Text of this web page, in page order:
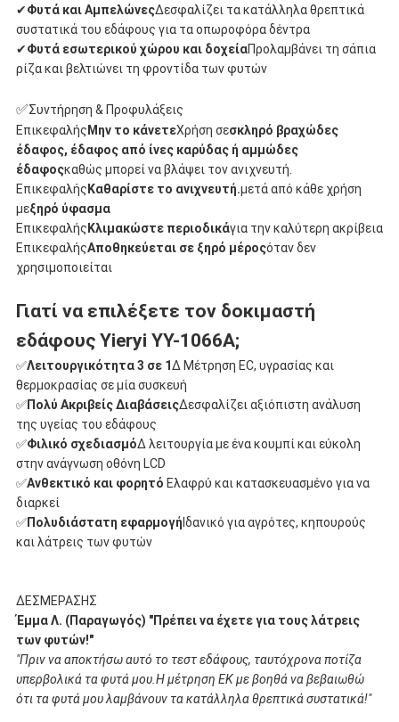
✔Φυτά και Αμπελώνες∆εσφαλίζει τα κατάλληλα θρεπτικά
συστατικά του εδάφους για τα οπωροφόρα δέντρα
✔Φυτά εσωτερικού χώρου και δοχείαΠρολαμβάνει τη σάπια
ρίζα και βελτιώνει τη φροντίδα των φυτών
✅Συντήρηση & Προφυλάξεις
Επικεφαλής Μην το κάνετεΧρήση σεσκληρό βραχώδες
έδαφος, έδαφος από ίνες καρύδας ή αμμώδες
έδαφοςκαθώς μπορεί να βλάψει τον ανιχνευτή.
Επικεφαλής Καθαρίστε το ανιχνευτή.μετά από κάθε χρήση
μεξηρό ύφασμα
Επικεφαλής Κλιμακώστε περιοδικάγια την καλύτερη ακρίβεια
ΕπικεφαλήςΑποθηκεύεται σε ξηρό μέροςόταν δεν
χρησιμοποιείται
Γιατί να επιλέξετε τον δοκιμαστή
εδάφους Yieryi YY-1066A;
✅Λειτουργικότητα 3 σε 1∆ Μέτρηση EC, υγρασίας και
θερμοκρασίας σε μία συσκευή
✅Πολύ Ακριβείς Διαβάσεις∆εσφαλίζει αξιόπιστη ανάλυση
της υγείας του εδάφους
✅Φιλικό σχεδιασμό∆ λειτουργία με ένα κουμπί και εύκολη
στην ανάγνωση οθόνη LCD
✅Ανθεκτικό και φορητό ️ Ελαφρύ και κατασκευασμένο για να
διαρκεί
✅Πολυδιάστατη εφαρμογή Ιδανικό για αγρότες, κηπουρούς
και λάτρεις των φυτών
∆ΕΣΜΕΡΑΣΗΣ
Έμμα Λ. (Παραγωγός) "Πρέπει να έχετε για τους λάτρεις
των φυτών!"
"Πριν να αποκτήσω αυτό το τεστ εδάφους, ταυτόχρονα ποτίζα
υπερβολικά τα φυτά μου.Η μέτρηση ΕΚ με βοηθά να βεβαιωθώ
ότι τα φυτά μου λαμβάνουν τα κατάλληλα θρεπτικά συστατικά!"